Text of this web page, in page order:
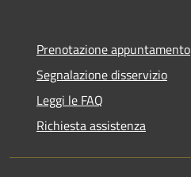
Prenotazione appuntamento
Segnalazione disservizio
Leggi le FAQ
Richiesta assistenza